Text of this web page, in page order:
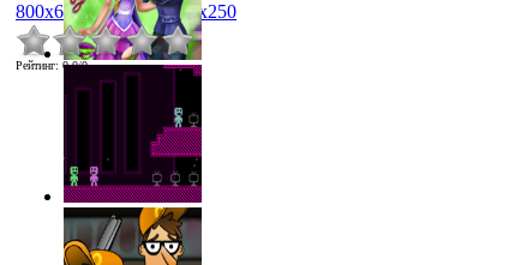
800x600 1024x768 450x250
Рейтинг: 0.0/0